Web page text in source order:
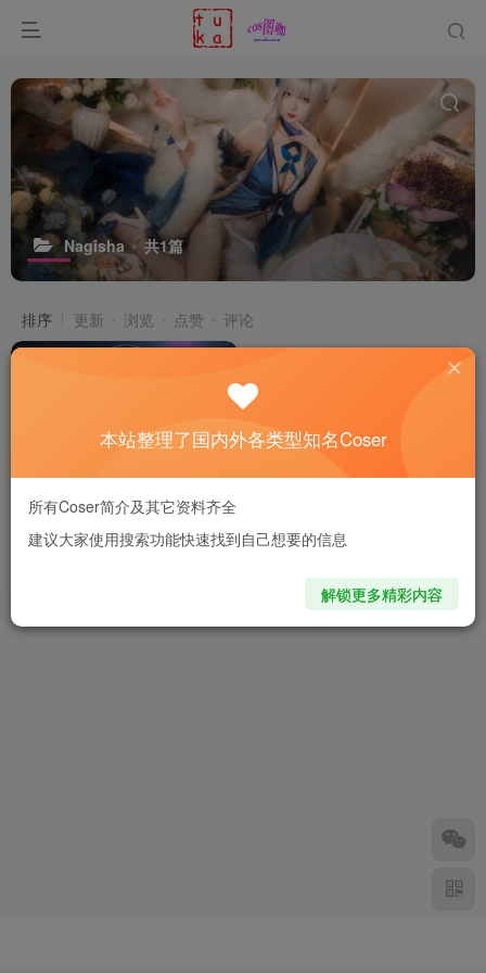
Nagisha 共1篇
排序 更新 浏览 点赞 评论
战力爆表又性感撩人！
Nagisha神还原《妮姬》阿妮
本站整理了国内外各类型知名Coser
所有Coser简介及其它资料齐全
建议大家使用搜索功能快速找到自己想要的信息
解锁更多精彩内容